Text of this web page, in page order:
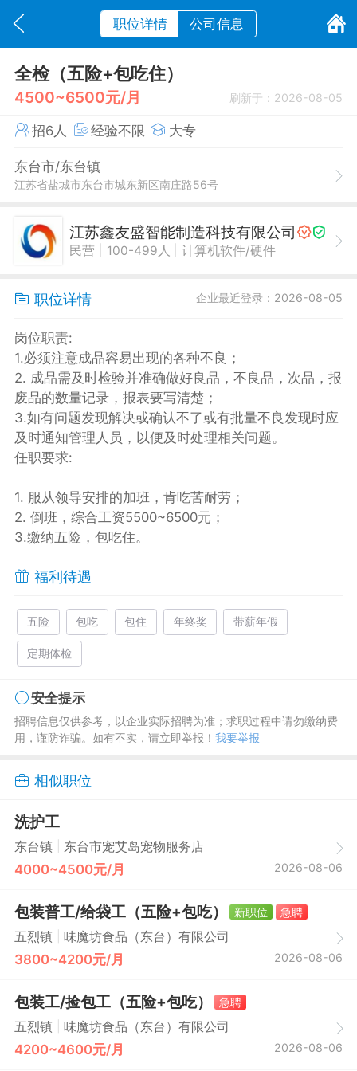
职位详情 公司信息
全检（五险+包吃住）
4500~6500元/月 刷新于：2026-08-05
招6人 经验不限 大专
东台市/东台镇
江苏省盐城市东台市城东新区南庄路56号
江苏鑫友盛智能制造科技有限公司
民营 100-499人 计算机软件/硬件
职位详情 企业最近登录：2026-08-05
岗位职责:
1.必须注意成品容易出现的各种不良；
2. 成品需及时检验并准确做好良品，不良品，次品，报
废品的数量记录，报表要写清楚；
3.如有问题发现解决或确认不了或有批量不良发现时应
及时通知管理人员，以便及时处理相关问题。
任职要求:
1. 服从领导安排的加班，肯吃苦耐劳；
2. 倒班，综合工资5500~6500元；
3.缴纳五险，包吃住。
福利待遇
五险 包吃 包住 年终奖 带薪年假
定期体检
安全提示
招聘信息仅供参考，以企业实际招聘为准；求职过程中请勿缴纳费
用，谨防诈骗。如有不实，请立即举报！ 我要举报
相似职位
洗护工
东台镇 东台市宠艾岛宠物服务店
4000~4500元/月 2026-08-06
包装普工/给袋工（五险+包吃） 新职位
急聘
五烈镇
味魔坊食品（东台）有限公司
3800~4200元/月 2026-08-06
包装工/捡包工（五险+包吃）
急聘
五烈镇
味魔坊食品（东台）有限公司
4200~4600元/月 2026-08-06